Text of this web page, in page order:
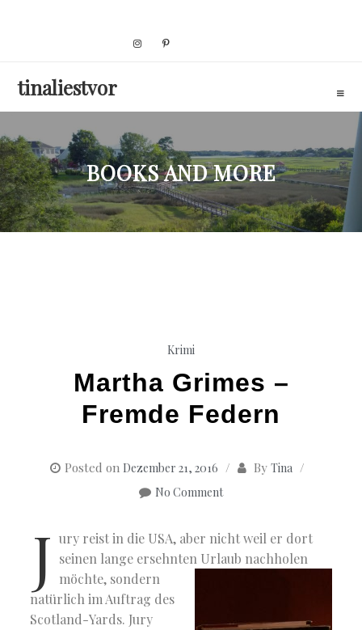
tinaliestvor
BOOKS AND MORE
Krimi
Martha Grimes –
Fremde Federn
Posted on Dezember 21, 2016 By Tina
No Comment
J ury reist in die USA, aber nicht weil er dort
seinen lange ersehnten Urlaub nachholen
möchte, sondern
natürlich im Auftrag des
Scotland-Yards. Jury